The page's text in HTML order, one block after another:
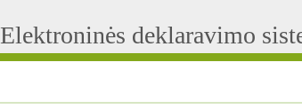
Elektroninės deklaravimo